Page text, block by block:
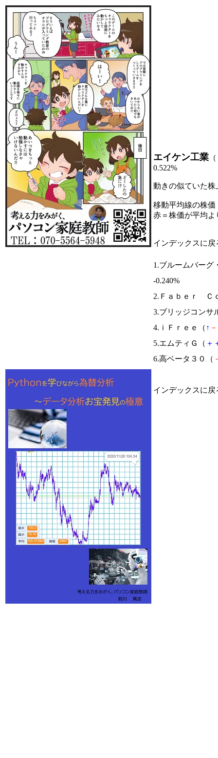
エイケン工業 （
0.522%
動きの似ていた
移動平均線の株価
赤＝株価が平均
インデックスに戻
1.ブルームバーグ
-0.240%
2.Ｆａｂｅｒ Ｃ
3.ブリッジコンサ
4.ｉＦｒｅｅ（ ↑ －
5.エムティＧ（ ＋
6.高ベータ３０（
インデックスに戻